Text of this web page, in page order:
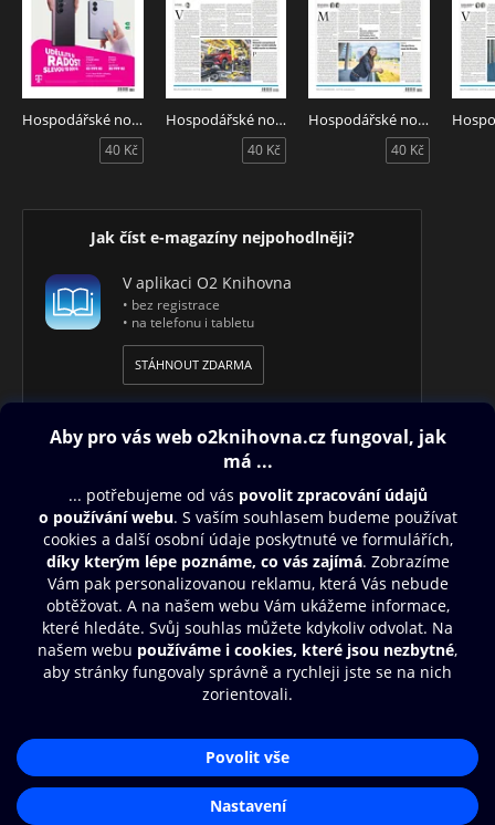
Hospodářské noviny 151 - 7.8.2026
40 Kč
Hospodářské noviny 150 - 6.8.2026
40 Kč
Hospodářské noviny 149 - 5.8.2026
40 Kč
Jak číst e-magazíny nejpohodlněji?
V aplikaci O2 Knihovna
• bez registrace
• na telefonu i tabletu
STÁHNOUT ZDARMA
Obsah ke stažení
Moje O2 Knihovna
Další zábava
© O2 Czech Republic a.s.
Zásady zpracování osobních údajůAplikace O2 Knihovna
Čti a poslouchej své e-knihy a